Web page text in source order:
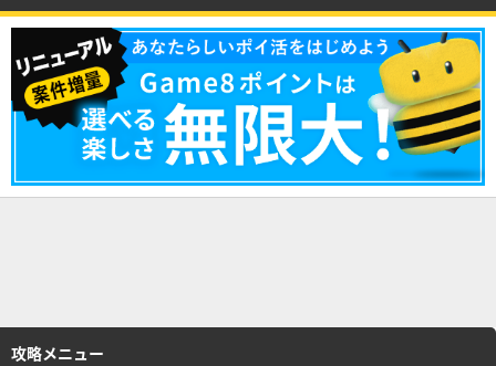
攻略メニュー